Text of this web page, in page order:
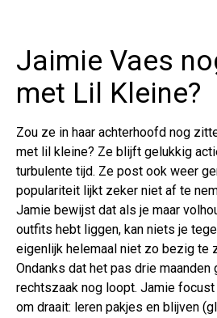
Jaimie Vaes
met Lil Kleine?
Zou ze in haar achterhoofd nog
met lil kleine? Ze blijft gelukkig
turbulente tijd. Ze post ook weer
populariteit lijkt zeker niet af te
Jamie bewijst dat als je maar
outfits hebt liggen, kan niets je
eigenlijk helemaal niet zo bezig te
Ondanks dat het pas drie
rechtszaak nog loopt. Jamie
om draait: leren pakjes en blijven